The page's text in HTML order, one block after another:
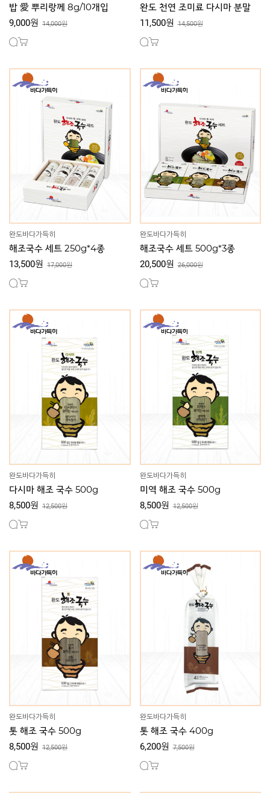
밥 愛 뿌리랑께 8g/10개입
9,000원 14,000원
완도 천연 조미료 다시마 분말
11,500원 14,500원
완도바다가득히
해조국수 세트 250g*4종
13,500원 17,000원
완도바다가득히
해조국수 세트 500g*3종
20,500원 26,000원
완도바다가득히
다시마 해조 국수 500g
8,500원 12,500원
완도바다가득히
미역 해조 국수 500g
8,500원 12,500원
완도바다가득히
톳 해조 국수 500g
8,500원 12,500원
완도바다가득히
톳 해조 국수 400g
6,200원 7,500원